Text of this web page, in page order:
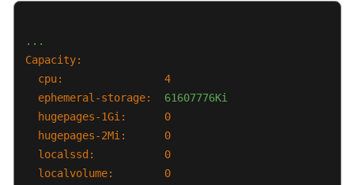
常
（Evicted）
作
...
Capacity:
cpu:
4
ephemeral-storage:
61607776Ki
hugepages-1Gi:
0
hugepages-2Mi:
0
localssd:
0
localvolume:
0